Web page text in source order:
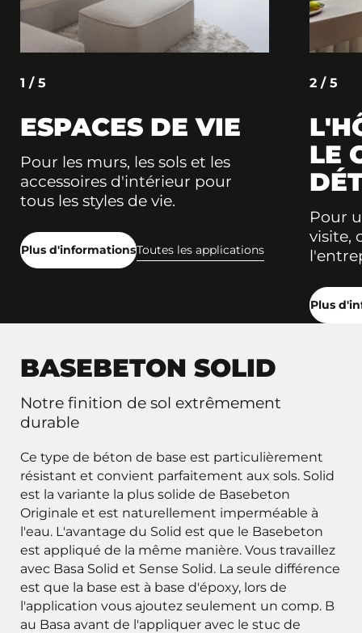
1 / 5
ESPACES DE VIE
Pour les murs, les sols et les
accessoires d'intérieur pour
tous les styles de vie.
Plus d'informationsToutes les applications
2 / 5
LE
Pour
visite,
Plus
BASEBETON SOLID
Notre finition de sol extrêmement
durable
Ce type de béton de base est particulièrement
résistant et convient parfaitement aux sols. Solid
est la variante la plus solide de Basebeton
Originale et est naturellement imperméable à
l'eau. L'avantage du Solid est que le Basebeton
est appliqué de la même manière. Vous travaillez
avec Basa Solid et Sense Solid. La seule différence
est que la base est à base d'époxy, lors de
l'application vous ajoutez seulement un comp. B
au Basa avant de l'appliquer avec le stuc de